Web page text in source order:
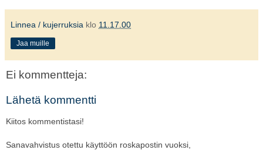
Linnea / kujerruksia klo 11.17.00
Jaa muille
Ei kommentteja:
Lähetä kommentti
Kiitos kommentistasi!
Sanavahvistus otettu käyttöön roskapostin vuoksi,